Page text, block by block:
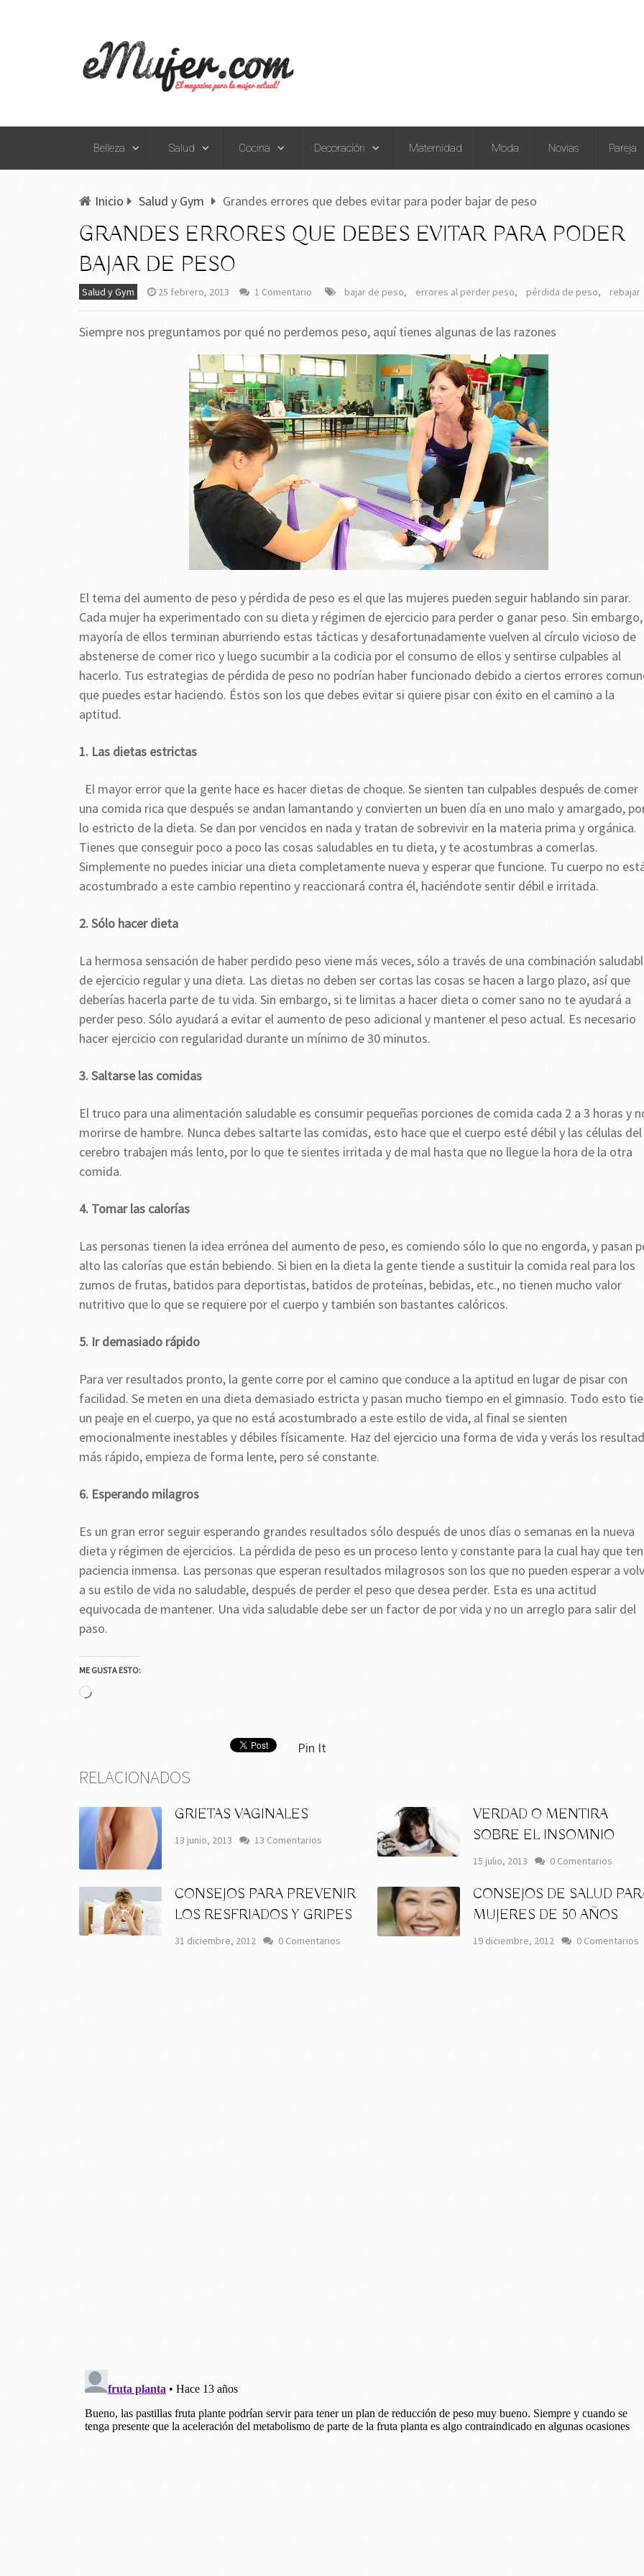
Belleza Salud Cocina Decoración Maternidad Moda Novias Pareja
Inicio Salud y Gym Grandes errores que debes evitar para poder bajar de peso
GRANDES ERRORES QUE DEBES EVITAR PARA PODER
BAJAR DE PESO
Salud y Gym 25 febrero, 2013 1 Comentario bajar de peso, errores al perder peso, pérdida de peso, rebajar
Siempre nos preguntamos por qué no perdemos peso, aquí tienes algunas de las razones
El tema del aumento de peso y pérdida de peso es el que las mujeres pueden seguir hablando sin parar.
Cada mujer ha experimentado con su dieta y régimen de ejercicio para perder o ganar peso. Sin
mayoría de ellos terminan aburriendo estas tácticas y desafortunadamente vuelven al círculo vicioso de
abstenerse de comer rico y luego sucumbir a la codicia por el consumo de ellos y sentirse culpables al
hacerlo. Tus estrategias de pérdida de peso no podrían haber funcionado debido a ciertos errores
que puedes estar haciendo. Éstos son los que debes evitar si quiere pisar con éxito en el camino a la
aptitud.
1. Las dietas estrictas
El mayor error que la gente hace es hacer dietas de choque. Se sienten tan culpables después de comer
una comida rica que después se andan lamantando y convierten un buen día en uno malo y amargado,
lo estricto de la dieta. Se dan por vencidos en nada y tratan de sobrevivir en la materia prima y orgánica.
Tienes que conseguir poco a poco las cosas saludables en tu dieta, y te acostumbras a comerlas.
Simplemente no puedes iniciar una dieta completamente nueva y esperar que funcione. Tu cuerpo no
acostumbrado a este cambio repentino y reaccionará contra él, haciéndote sentir débil e irritada.
2. Sólo hacer dieta
La hermosa sensación de haber perdido peso viene más veces, sólo a través de una combinación
de ejercicio regular y una dieta. Las dietas no deben ser cortas las cosas se hacen a largo plazo, así que
deberías hacerla parte de tu vida. Sin embargo, si te limitas a hacer dieta o comer sano no te ayudará a
perder peso. Sólo ayudará a evitar el aumento de peso adicional y mantener el peso actual. Es necesario
hacer ejercicio con regularidad durante un mínimo de 30 minutos.
3. Saltarse las comidas
El truco para una alimentación saludable es consumir pequeñas porciones de comida cada 2 a 3 horas y
morirse de hambre. Nunca debes saltarte las comidas, esto hace que el cuerpo esté débil y las células del
cerebro trabajen más lento, por lo que te sientes irritada y de mal hasta que no llegue la hora de la otra
comida.
4. Tomar las calorías
Las personas tienen la idea errónea del aumento de peso, es comiendo sólo lo que no engorda, y pasan
alto las calorías que están bebiendo. Si bien en la dieta la gente tiende a sustituir la comida real para los
zumos de frutas, batidos para deportistas, batidos de proteínas, bebidas, etc., no tienen mucho valor
nutritivo que lo que se requiere por el cuerpo y también son bastantes calóricos.
5. Ir demasiado rápido
Para ver resultados pronto, la gente corre por el camino que conduce a la aptitud en lugar de pisar con
facilidad. Se meten en una dieta demasiado estricta y pasan mucho tiempo en el gimnasio. Todo esto
un peaje en el cuerpo, ya que no está acostumbrado a este estilo de vida, al final se sienten
emocionalmente inestables y débiles físicamente. Haz del ejercicio una forma de vida y verás los
más rápido, empieza de forma lente, pero sé constante.
6. Esperando milagros
Es un gran error seguir esperando grandes resultados sólo después de unos días o semanas en la nueva
dieta y régimen de ejercicios. La pérdida de peso es un proceso lento y constante para la cual hay que
paciencia inmensa. Las personas que esperan resultados milagrosos son los que no pueden esperar a
a su estilo de vida no saludable, después de perder el peso que desea perder. Esta es una actitud
equivocada de mantener. Una vida saludable debe ser un factor de por vida y no un arreglo para salir del
paso.
ME GUSTA ESTO:
Cargando...
Pin It
RELACIONADOS
GRIETAS VAGINALES
13 junio, 2013 13 Comentarios
VERDAD O MENTIRA
SOBRE EL INSOMNIO
15 julio, 2013 0 Comentarios
CONSEJOS PARA PREVENIR
LOS RESFRIADOS Y GRIPES
31 diciembre, 2012 0 Comentarios
CONSEJOS DE SALUD
MUJERES DE 50 AÑOS
19 diciembre, 2012 0 Comentarios